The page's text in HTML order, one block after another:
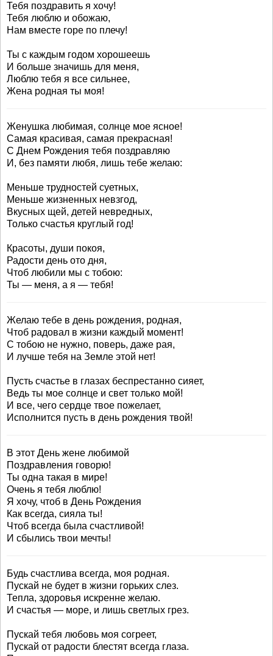
Тебя поздравить я хочу!
Тебя люблю и обожаю,
Нам вместе горе по плечу!
Ты с каждым годом хорошеешь
И больше значишь для меня,
Люблю тебя я все сильнее,
Жена родная ты моя!
Женушка любимая, солнце мое ясное!
Самая красивая, самая прекрасная!
С Днем Рождения тебя поздравляю
И, без памяти любя, лишь тебе желаю:
Меньше трудностей суетных,
Меньше жизненных невзгод,
Вкусных щей, детей невредных,
Только счастья круглый год!
Красоты, души покоя,
Радости день ото дня,
Чтоб любили мы с тобою:
Ты — меня, а я — тебя!
Желаю тебе в день рождения, родная,
Чтоб радовал в жизни каждый момент!
С тобою не нужно, поверь, даже рая,
И лучше тебя на Земле этой нет!
Пусть счастье в глазах беспрестанно сияет,
Ведь ты мое солнце и свет только мой!
И все, чего сердце твое пожелает,
Исполнится пусть в день рождения твой!
В этот День жене любимой
Поздравления говорю!
Ты одна такая в мире!
Очень я тебя люблю!
Я хочу, чтоб в День Рождения
Как всегда, сияла ты!
Чтоб всегда была счастливой!
И сбылись твои мечты!
Будь счастлива всегда, моя родная.
Пускай не будет в жизни горьких слез.
Тепла, здоровья искренне желаю.
И счастья — море, и лишь светлых грез.
Пускай тебя любовь моя согреет,
Пускай от радости блестят всегда глаза.